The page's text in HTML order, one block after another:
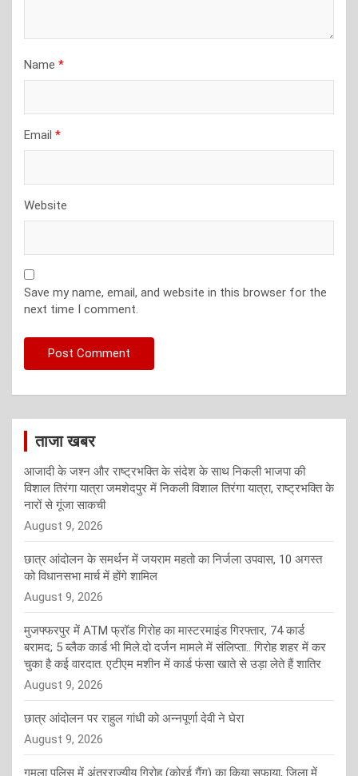
Name *
Email *
Website
Save my name, email, and website in this browser for the
next time I comment.
ताजा खबर
आजादी के जश्न और राष्ट्रभक्ति के संदेश के साथ निकली भाजपा की
विशाल तिरंगा यात्रा जमशेदपुर में निकली विशाल तिरंगा यात्रा, राष्ट्रभक्ति के
नारों से गूंजा साकची
August 9, 2026
छात्र आंदोलन के समर्थन में जयराम महतो का निर्जला उपवास, 10 अगस्त
को विधानसभा मार्च में होंगे शामिल
August 9, 2026
मुजफ्फरपुर में ATM फ्रॉड गिरोह का मास्टरमाइंड गिरफ्तार, 74 कार्ड
बरामद; 5 ब्लैक कार्ड भी मिले.दो दर्जन मामले में संलिप्ता.. गिरोह शहर में कर
चुका है कई वारदात. एटीएम मशीन में कार्ड फंसा खाते से उड़ा लेते हैं शातिर
August 9, 2026
छात्र आंदोलन पर राहुल गांधी को अन्नपूर्णा देवी ने घेरा
August 9, 2026
गुमला पुलिस में अंतरराज्यीय गिरोह (कोरई गैंग) का किया सफाया, जिला में